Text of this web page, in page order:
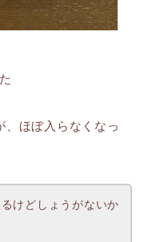
、ほぼ入らなくなっ
けどしょうがないか